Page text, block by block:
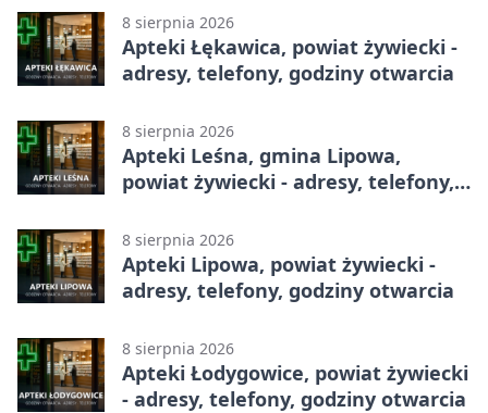
8 sierpnia 2026
Apteki Łękawica, powiat żywiecki -
adresy, telefony, godziny otwarcia
8 sierpnia 2026
Apteki Leśna, gmina Lipowa,
powiat żywiecki - adresy, telefony,
8 sierpnia 2026
Apteki Lipowa, powiat żywiecki -
adresy, telefony, godziny otwarcia
8 sierpnia 2026
Apteki Łodygowice, powiat żywiecki
- adresy, telefony, godziny otwarcia